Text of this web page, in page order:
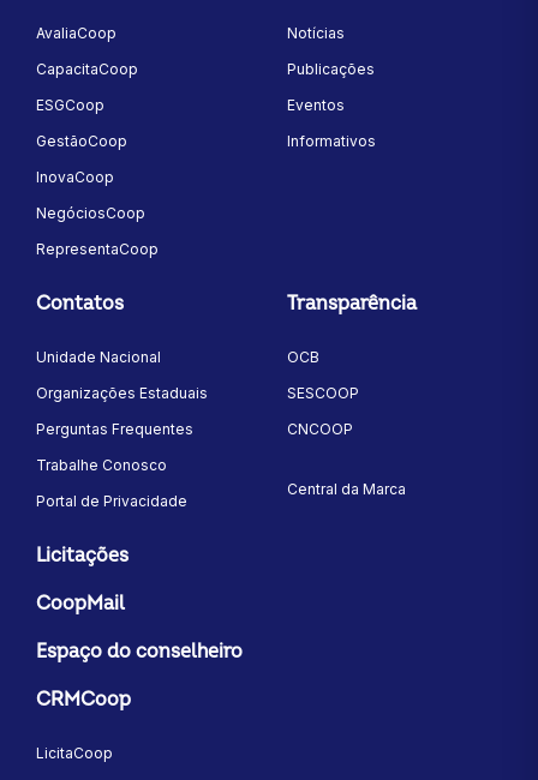
AvaliaCoop
CapacitaCoop
ESGCoop
GestãoCoop
InovaCoop
NegóciosCoop
RepresentaCoop
Notícias
Publicações
Eventos
Informativos
Contatos
Unidade Nacional
Organizações Estaduais
Perguntas Frequentes
Trabalhe Conosco
Portal de Privacidade
Transparência
OCB
SESCOOP
CNCOOP
Central da Marca
Licitações
CoopMail
Espaço do conselheiro
CRMCoop
LicitaCoop